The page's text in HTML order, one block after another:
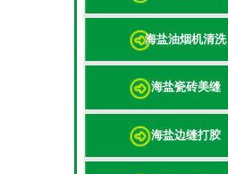
海盐油烟机清洗
海盐瓷砖美缝
海盐边缝打胶